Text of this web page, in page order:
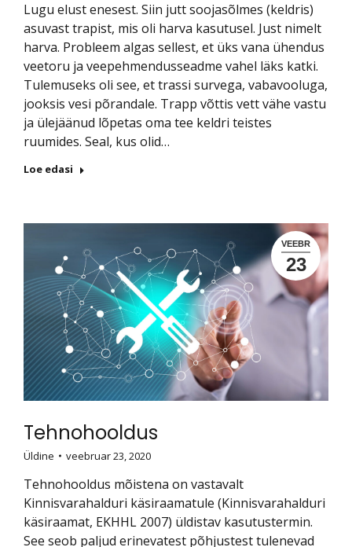
Lugu elust enesest. Siin jutt soojasõlmes (keldris)
asuvast trapist, mis oli harva kasutusel. Just nimelt
harva. Probleem algas sellest, et üks vana ühendus
veetoru ja veepehmendusseadme vahel läks katki.
Tulemuseks oli see, et trassi survega, vabavooluga,
jooksis vesi põrandale. Trapp võttis vett vähe vastu
ja ülejäänud lõpetas oma tee keldri teistes
ruumides. Seal, kus olid…
Loe edasi
VEEBR
23
Tehnohooldus
Üldine veebruar 23, 2020
Tehnohooldus mõistena on vastavalt
Kinnisvarahalduri käsiraamatule (Kinnisvarahalduri
käsiraamat, EKHHL 2007) üldistav kasutustermin.
See seob paljud erinevatest põhjustest tulenevad